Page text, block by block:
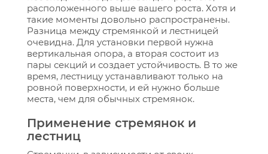
расположенного выше вашего роста. Хотя и
такие моменты довольно распространены.
Разница между стремянкой и лестницей
очевидна. Для установки первой нужна
вертикальная опора, а вторая состоит из
пары секций и создает устойчивость. В то же
время, лестницу устанавливают только на
ровной поверхности, и ей нужно больше
места, чем для обычных стремянок.
Применение стремянок и
лестниц